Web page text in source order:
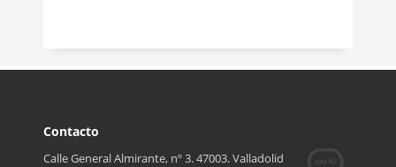
Contacto
Calle General Almirante, nº 3. 47003. Valladolid